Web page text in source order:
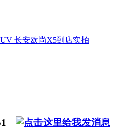
长安欧尚X5到店实拍